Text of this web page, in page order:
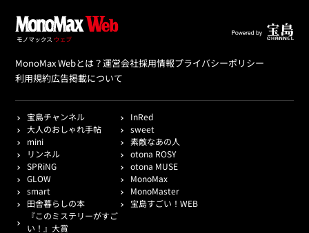
MonoMax Webとは？運営会社採用情報プライバシーポリシー
利用規約広告掲載について
宝島チャンネル
InRed
大人のおしゃれ手帖
sweet
mini
素敵なあの人
リンネル
otona ROSY
SPRiNG
otona MUSE
GLOW
MonoMax
smart
MonoMaster
田舎暮らしの本
宝島すごい！WEB
『このミステリーがすご
い！』大賞